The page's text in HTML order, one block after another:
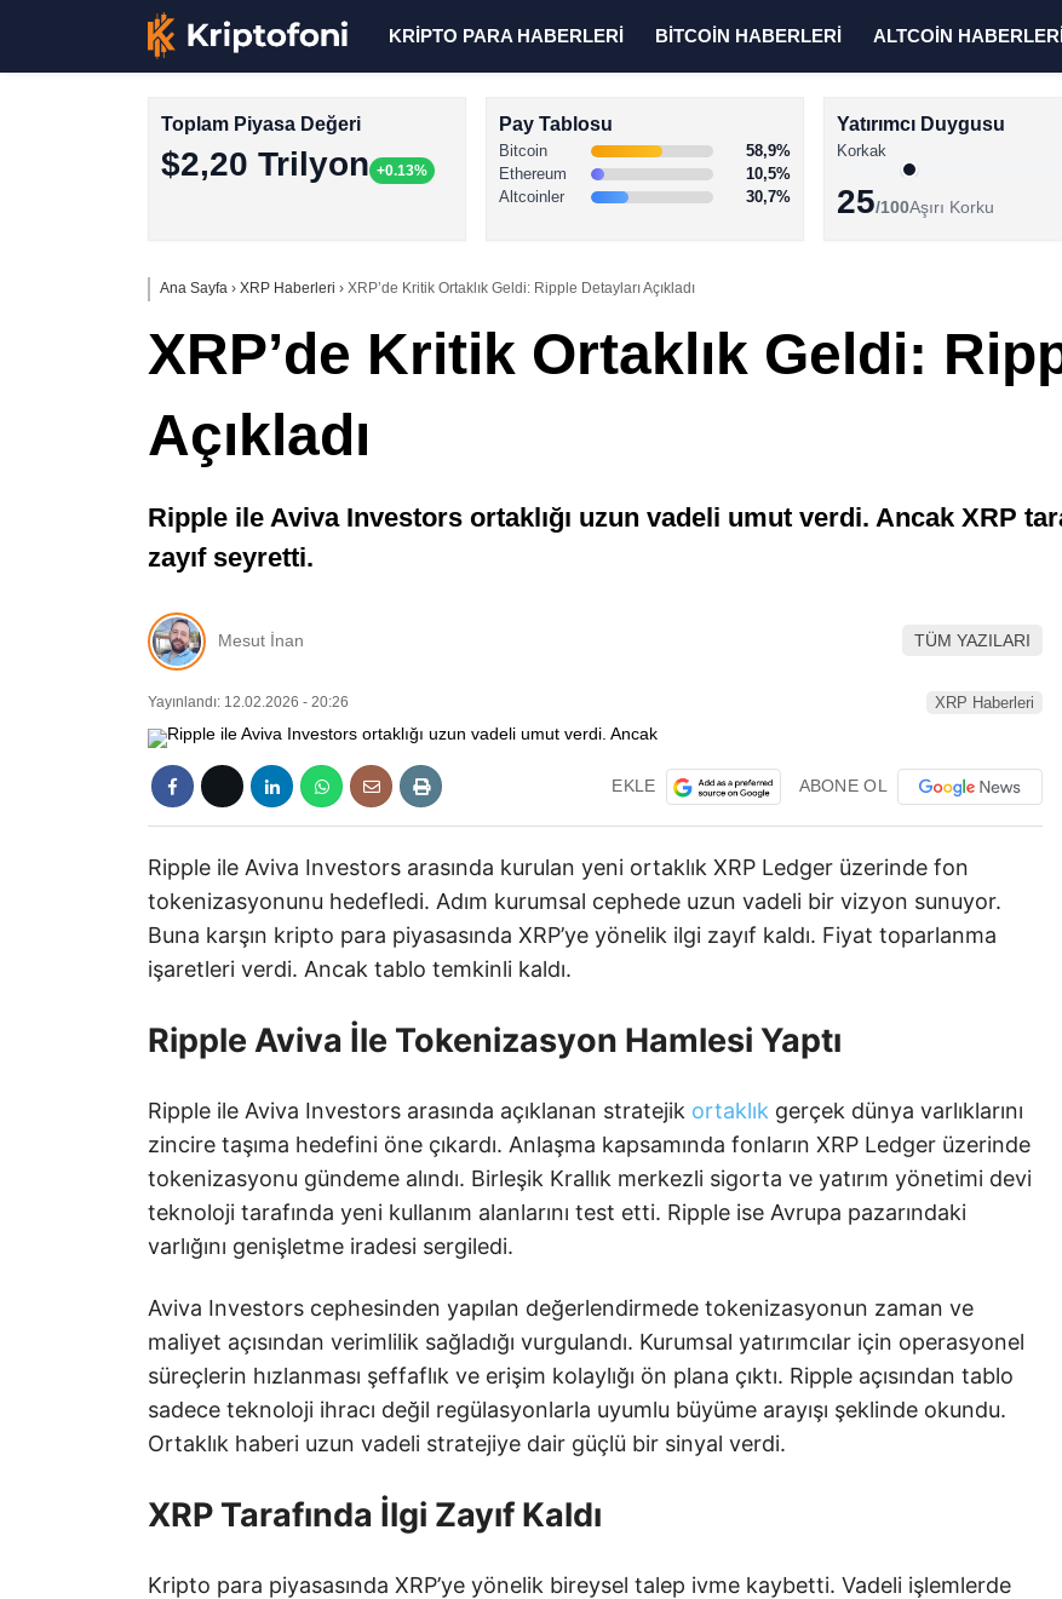
KRİPTO PARA HABERLERİ BİTCOİN HABERLERİ ALTCOİN
Toplam Piyasa Değeri
$2,20 Trilyon +0.13%
Pay Tablosu
Bitcoin
58,9%
Ethereum
10,5%
Altcoinler
30,7%
Yatırımcı Duygusu
Korkak
25/100Aşırı Korku
Ana Sayfa › XRP Haberleri › XRP’de Kritik Ortaklık Geldi: Ripple Detayları Açıkladı
XRP’de Kritik Ortaklık Geldi:
Açıkladı
Ripple ile Aviva Investors ortaklığı uzun vadeli umut verdi. Ancak XRP
zayıf seyretti.
Mesut İnan TÜM YAZILARI
Yayınlandı: 12.02.2026 - 20:26 XRP Haberleri
EKLE ABONE OL
Ripple ile Aviva Investors arasında kurulan yeni ortaklık XRP Ledger üzerinde fon
tokenizasyonunu hedefledi. Adım kurumsal cephede uzun vadeli bir vizyon sunuyor.
Buna karşın kripto para piyasasında XRP’ye yönelik ilgi zayıf kaldı. Fiyat toparlanma
işaretleri verdi. Ancak tablo temkinli kaldı.
Ripple Aviva İle Tokenizasyon Hamlesi Yaptı
Ripple ile Aviva Investors arasında açıklanan stratejik ortaklık gerçek dünya varlıklarını
zincire taşıma hedefini öne çıkardı. Anlaşma kapsamında fonların XRP Ledger üzerinde
tokenizasyonu gündeme alındı. Birleşik Krallık merkezli sigorta ve yatırım yönetimi devi
teknoloji tarafında yeni kullanım alanlarını test etti. Ripple ise Avrupa pazarındaki
varlığını genişletme iradesi sergiledi.
Aviva Investors cephesinden yapılan değerlendirmede tokenizasyonun zaman ve
maliyet açısından verimlilik sağladığı vurgulandı. Kurumsal yatırımcılar için operasyonel
süreçlerin hızlanması şeffaflık ve erişim kolaylığı ön plana çıktı. Ripple açısından tablo
sadece teknoloji ihracı değil regülasyonlarla uyumlu büyüme arayışı şeklinde okundu.
Ortaklık haberi uzun vadeli stratejiye dair güçlü bir sinyal verdi.
XRP Tarafında İlgi Zayıf Kaldı
Kripto para piyasasında XRP’ye yönelik bireysel talep ivme kaybetti. Vadeli işlemlerde